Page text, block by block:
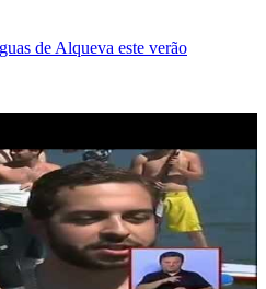
de Alqueva este verão